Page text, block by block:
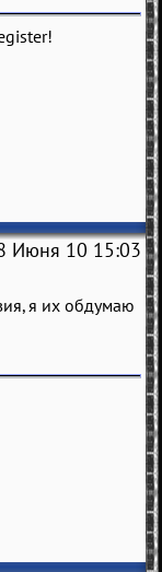
Июня 10 15:03
я их обдумаю